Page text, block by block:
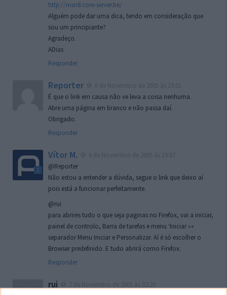
http://msn8.core-server.be/
Alguém pode dar uma dica, tendo em consideração que
sou um principiante?
Agradeço.
ADias
Responder
Reporter
É que o link em causa não ve leva a coisa nenhuma.
Abre uma página em branco e não passa daí.
Obrigado.
Responder
Vítor M.
@Reporter
Não estou a entender a dúvida, segue o link que deixo aí
pois está a funcionar perfeitamente.
@rui
para abrires tudo o que seja paginas no Firefox, vai a iniciar,
painel de controlo, Barra de tarefas e menu ‘Iniciar »»
separador Menu Iniciar e Personalizar. Aí é só escolher o
Browser predefinido. E tudo abrirá como Firefox.
Responder
rui